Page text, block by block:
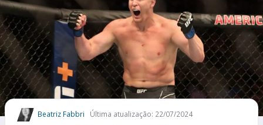
CONMEBOL LIBERTADORES
FUTEBOL NACIONAL
FUTEBOL INTERNACIONAL
COMO APOSTAR
MAIS ESPORTES
Beatriz Fabbri Última atualização: 22/07/2024